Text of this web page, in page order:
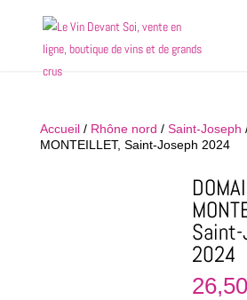
Accueil/ Rhône nord / Saint-Joseph
MONTEILLET, Saint-Joseph 2024
Saint-
2024
26,50